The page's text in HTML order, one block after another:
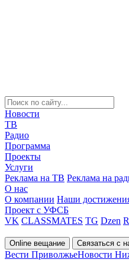
Новости
ТВ
Радио
Программа
Проекты
Услуги
Реклама на ТВ Реклама на
О нас
О компании Наши
Проект с УФСБ
VK CLASSMATES TG Dzen
Online вещание Связаться с
Вести ПриволжьеНовости